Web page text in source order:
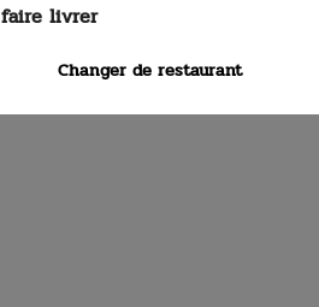
faire livrer
Changer de restaurant